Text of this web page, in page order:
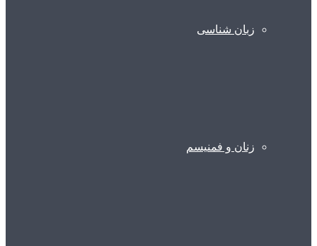
زبان شناسی
زنان و فمنیسم